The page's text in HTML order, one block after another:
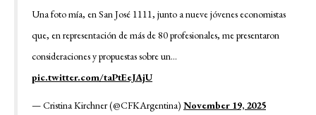
Una foto mía, en San José 1111, junto a nueve jóvenes economistas
que, en representación de más de 80 profesionales, me presentaron
consideraciones y propuestas sobre un…
pic.twitter.com/taPtEeJAjU
— Cristina Kirchner (@CFKArgentina) November 19, 2025